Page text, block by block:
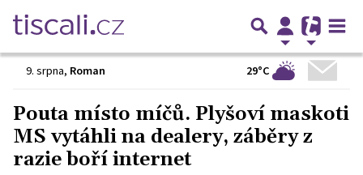
9. srpna, Roman 29°C
Pouta místo míčů. Plyšoví maskoti
MS vytáhli na dealery, záběry z
razie boří internet